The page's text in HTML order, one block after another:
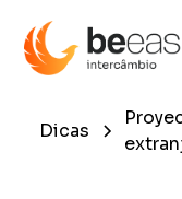
Dicas